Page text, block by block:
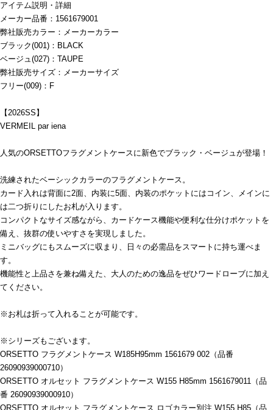
アイテム説明・詳細
メーカー品番：1561679001
弊社販売カラー：メーカーカラー
ブラック(001)：BLACK
ベージュ(027)：TAUPE
弊社販売サイズ：メーカーサイズ
フリー(009)：F
【2026SS】
VERMEIL par iena
人気のORSETTOフラグメントケースに新色でブラック・ベージュが登場！
洗練されたベーシックカラーのフラグメントケース。
カード入れは背面に2面、内装に5面、内装のポケットにはコイン、メインに
は二つ折りにしたお札が入ります。
コンパクトなサイズ感ながら、カードケース機能や便利な仕分けポケットを
備え、抜群の使いやすさを実現しました。
ミニバッグにもスムーズに収まり、日々の必需品をスマートに持ち運べま
す。
機能性と上品さを兼ね備えた、大人のための逸品をぜひワードローブに加え
てください。
※お札は折って入れることが可能です。
※シリーズもございます。
ORSETTO フラグメントケース W185H95mm 1561679 002（品番
26090939000710）
ORSETTO オルセット フラグメントケース W155 H85mm 1561679011（品
番 26090939000910）
ORSETTO オルセット フラグメントケース ロゴカラー別注 W155 H85（品